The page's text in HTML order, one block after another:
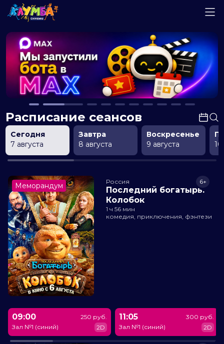
Расписание сеансов
Сегодня
7 августа
Завтра
8 августа
Воскресенье
9 августа
10
Меморандум Россия
Последний богатырь.
Колобок
6+
1 ч 56 мин
комедия, приключения, фэнтези
09:00
Зал №1 (синий)
250 руб.
2D
11:05
Зал №1 (синий)
300 руб.
2D